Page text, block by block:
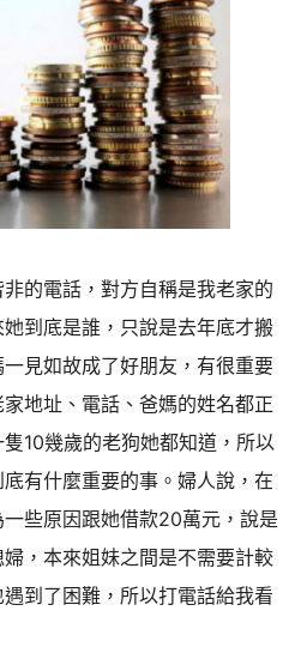
的電話，對方自稱是我老家的
到底是誰，只說是去年底才搬
見如故成了好朋友，有很重要
地址、電話、爸媽的姓名都正
10幾歲的老狗她都知道，所以
有什麼重要的事。婦人說，在
些原因跟她借款20萬元，說是
，本來姐妹之間是不需要計較
到了困難，所以打電話給我看